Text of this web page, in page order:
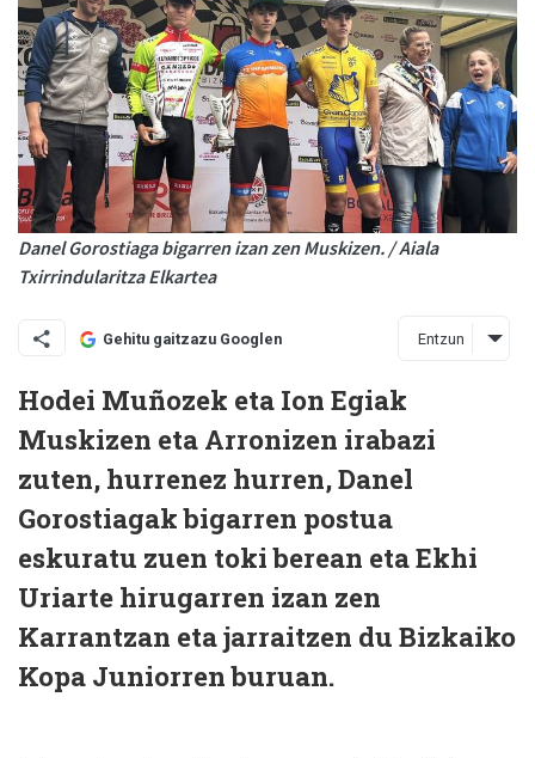
Danel Gorostiaga bigarren izan zen Muskizen. / Aiala
Txirrindularitza Elkartea
Gehitu gaitzazu Googlen Entzun
Hodei Muñozek eta Ion Egiak
Muskizen eta Arronizen irabazi
zuten, hurrenez hurren, Danel
Gorostiagak bigarren postua
eskuratu zuen toki berean eta Ekhi
Uriarte hirugarren izan zen
Karrantzan eta jarraitzen du Bizkaiko
Kopa Juniorren buruan.